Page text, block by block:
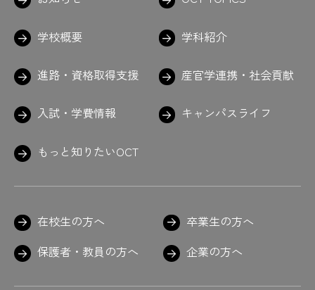
学校概要 学科紹介
進路・資格取得支援
入試・学費情報 キャンパスライフ
産官学連携・社会貢献
もっと知りたいOCT
在校生の方へ
卒業生の方へ
保護者・教員の方へ
企業の方へ